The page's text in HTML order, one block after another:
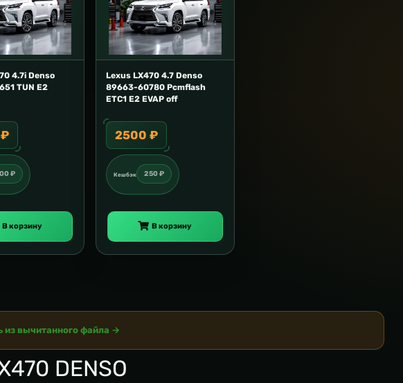
4.7i Denso
TUN E2
₽
В корзину
Lexus LX470 4.7 Denso
89663-60780 Pcmflash
ETC1 E2 EVAP off
2500 ₽
Кешбэк 250 ₽
В корзину
из вычитанного файла →
DENSO